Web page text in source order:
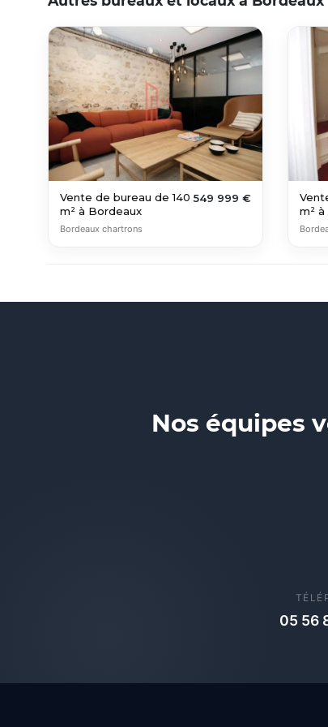
Vente de bureau de 140
m² à Bordeaux
549 999 €
Bordeaux chartrons
m²
Nos équipes
05 56